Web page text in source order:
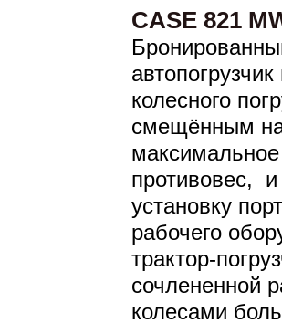
CASE 821
колесного
смещённым
противовес,
установку
рабочего
трактор-
сочлененной
колесами